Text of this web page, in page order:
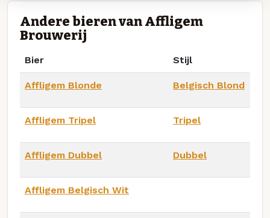
Andere bieren van Affligem
Brouwerij
Bier Stijl
Affligem Blonde Belgisch Blond
Affligem Tripel Tripel
Affligem Dubbel Dubbel
Affligem Belgisch Wit